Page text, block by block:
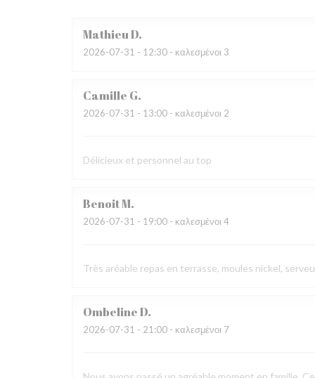
MathieuD
2026-07-31 - 12:30 - καλεσμένοι 3
Camille G
2026-07-31 - 13:00 - καλεσμένοι 2
Délicieux et personnel au top
BenoitM
2026-07-31 - 19:00 - καλεσμένοι 4
Très aréable repas en terrasse, moules nickel,
OmbelineD
2026-07-31 - 21:00 - καλεσμένοι 7